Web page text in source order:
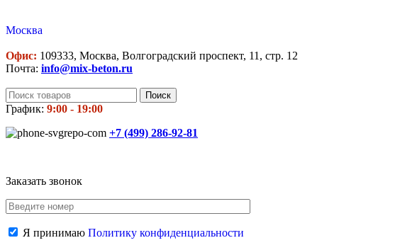
Москва
Офис: 109333, Москва, Волгоградский проспект, 11, стр. 12
Почта: info@mix-beton.ru
Поиск
График: 9:00 - 19:00
+7 (499) 286-92-81
Заказать звонок
Я принимаю Политику конфиденциальности